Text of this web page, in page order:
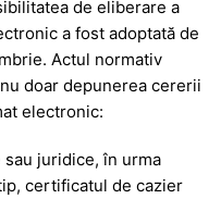
g
e
z
ă
de eliberare a
a fost adoptată de
Actul normativ
doar depunerea cererii
electronic:
juridice, în urma
certificatul de cazier